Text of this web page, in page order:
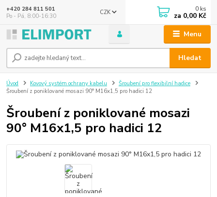
Menu
CZK
Hledat
+420 284 811 501
Po - Pá, 8:00-16:30
0 ks
za 0,00 Kč
Úvod Kovový systém ochrany kabelu
Šroubení pro flexibilní hadice
Šroubení z poniklované mosazi 90° M16x1,5 pro hadici 12
Šroubení z poniklované mosazi
90° M16x1,5 pro hadici 12